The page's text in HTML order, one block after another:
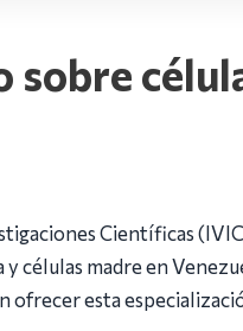
Científicas
células madre en
ofrecer esta